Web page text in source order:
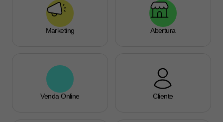
Marketing Abertura
Venda Online Cliente